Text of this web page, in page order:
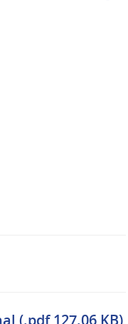
(.pdf 127.06 KB)